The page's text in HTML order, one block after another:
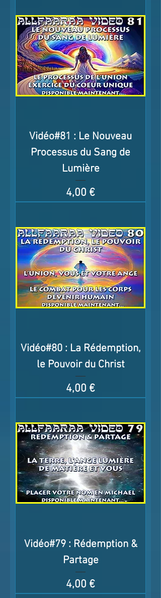
Vidéo#81 : Le Nouveau
Processus du Sang de
Lumière
Prix
4,00 €
Vidéo#80 : La Rédemption,
le Pouvoir du Christ
Prix
4,00 €
Vidéo#79 : Rédemption &
Partage
Prix
4,00 €